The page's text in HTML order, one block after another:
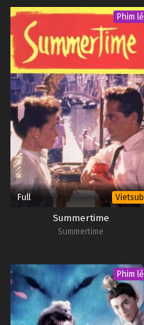
Phim lẻ
Full Vietsub
Summertime
Summertime
Phim lẻ